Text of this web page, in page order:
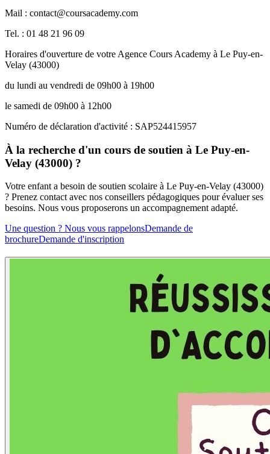
Mail : contact@coursacademy.com
Tel. : 01 48 21 96 09
Horaires d'ouverture de votre Agence Cours Academy à Le Puy-en-
Velay (43000)
du lundi au vendredi de 09h00 à 19h00
le samedi de 09h00 à 12h00
Numéro de déclaration d'activité : SAP524415957
À la recherche d'un cours de soutien à Le Puy-en-
Velay (43000) ?
Votre enfant a besoin de soutien scolaire à Le Puy-en-Velay (43000)
? Prenez contact avec nos conseillers pédagogiques pour évaluer ses
besoins. Nous vous proposerons un accompagnement adapté.
Une question ? Nous vous rappelonsDemande de
brochureDemande d'inscription